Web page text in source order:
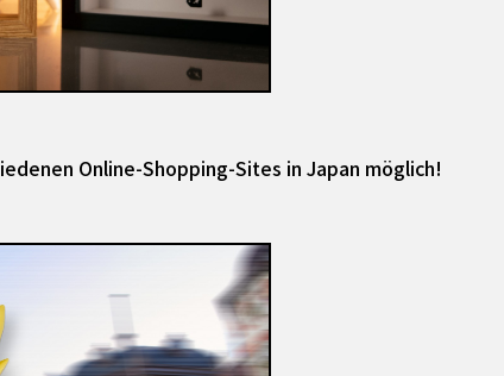
Online-Shopping-Sites in Japan möglich!